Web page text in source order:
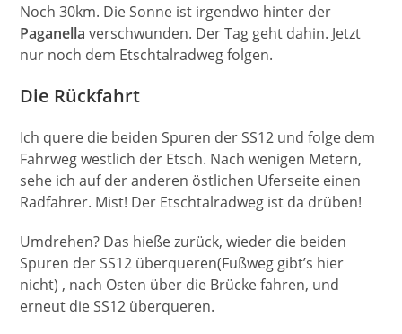
Noch 30km. Die Sonne ist irgendwo hinter der
Paganella verschwunden. Der Tag geht dahin. Jetzt
nur noch dem Etschtalradweg folgen.
Die Rückfahrt
Ich quere die beiden Spuren der SS12 und folge dem
Fahrweg westlich der Etsch. Nach wenigen Metern,
sehe ich auf der anderen östlichen Uferseite einen
Radfahrer. Mist! Der Etschtalradweg ist da drüben!
Umdrehen? Das hieße zurück, wieder die beiden
Spuren der SS12 überqueren(Fußweg gibt’s hier
nicht) , nach Osten über die Brücke fahren, und
erneut die SS12 überqueren.